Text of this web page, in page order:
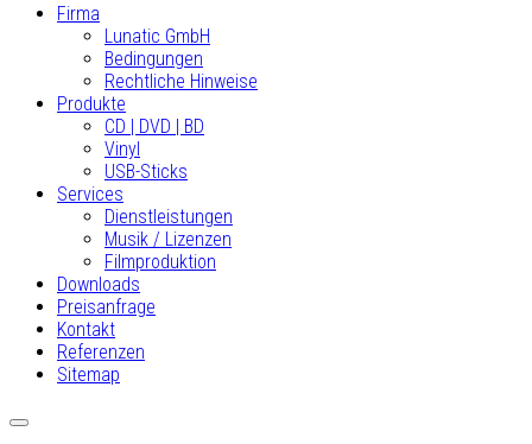
Firma
Lunatic GmbH
Bedingungen
Rechtliche Hinweise
Produkte
CD | DVD | BD
Vinyl
USB-Sticks
Services
Dienstleistungen
Musik / Lizenzen
Filmproduktion
Downloads
Preisanfrage
Kontakt
Referenzen
Sitemap